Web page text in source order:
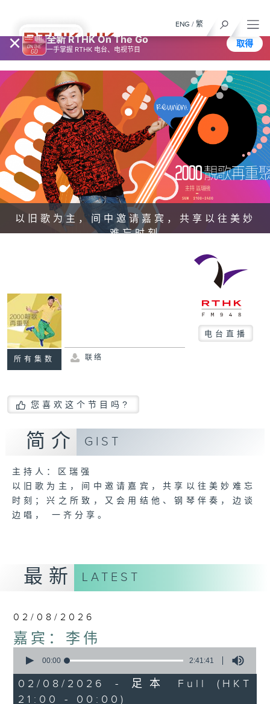
× 全新 RTHK On The Go
一手掌握 RTHK 电台、电视节目
取得
ENG / 繁
以旧歌为主，间中邀请嘉宾，共享以往美妙
难忘时刻
所有集数
电台直播
联络
您喜欢这个节目吗?
简介 GIST
主持人：区瑞强
以旧歌为主，间中邀请嘉宾，共享以往美妙难忘
时刻；兴之所致，又会用结他、钢琴伴奏，边谈
边唱， 一齐分享。
最新 LATEST
02/08/2026
嘉宾：李伟
seconds
2
hours,
41
00:00 2:41:41
02/08/2026 - 足本 Full (HKT
21:00 - 00:00)